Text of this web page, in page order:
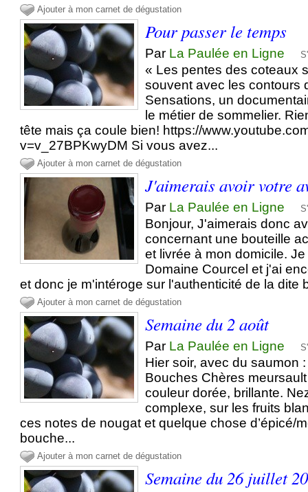
Ajouter à mon carnet de dégustation
Pour passer le temps
Par La Paulée en Ligne
« Les pentes des coteaux
souvent avec les contours
Sensations, un
le métier de sommelier.
tête mais ça coule bien! https://
v=v_27BPKwyDM Si vous avez...
Ajouter à mon carnet de dégustation
J'aimerais avoir votre
Par La Paulée en Ligne
Bonjour, J'aimerais donc
concernant une bouteille
et livrée à mon domicile.
Domaine Courcel et j'ai
et donc je m'intéroge sur l'authenticité de la dite
Ajouter à mon carnet de dégustation
Semaine du 2 août
Par La Paulée en Ligne
Hier soir, avec du saumon
Bouches Chères
couleur dorée, brillante.
complexe, sur les fruits
ces notes de nougat et quelque chose d’épicé/
bouche...
Ajouter à mon carnet de dégustation
Semaine du 26 juillet